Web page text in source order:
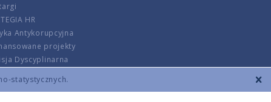
statystycznych.
HR
Antykorupcyjna
projekty
Dyscyplinarna
opłat